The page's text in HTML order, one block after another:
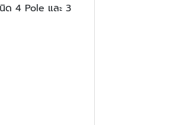
ด 4 Pole และ 3